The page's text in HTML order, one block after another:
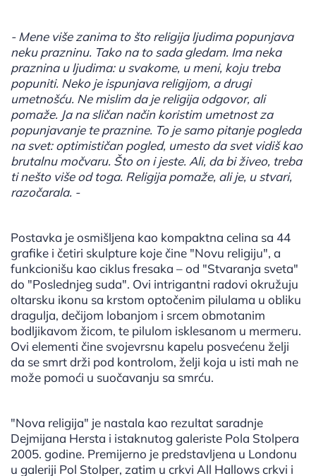
- Mene više zanima to što religija ljudima popunjava
neku prazninu. Tako na to sada gledam. Ima neka
praznina u ljudima: u svakome, u meni, koju treba
popuniti. Neko je ispunjava religijom, a drugi
umetnošću. Ne mislim da je religija odgovor, ali
pomaže. Ja na sličan način koristim umetnost za
popunjavanje te praznine. To je samo pitanje pogleda
na svet: optimističan pogled, umesto da svet vidiš kao
brutalnu močvaru. Što on i jeste. Ali, da bi živeo, treba
ti nešto više od toga. Religija pomaže, ali je, u stvari,
razočarala. -
Postavka je osmišljena kao kompaktna celina sa 44
grafike i četiri skulpture koje čine "Novu religiju", a
funkcionišu kao ciklus fresaka – od "Stvaranja sveta"
do "Poslednjeg suda". Ovi intrigantni radovi okružuju
oltarsku ikonu sa krstom optočenim pilulama u obliku
dragulja, dečijom lobanjom i srcem obmotanim
bodljikavom žicom, te pilulom isklesanom u mermeru.
Ovi elementi čine svojevrsnu kapelu posvećenu želji
da se smrt drži pod kontrolom, želji koja u isti mah ne
može pomoći u suočavanju sa smrću.
"Nova religija" je nastala kao rezultat saradnje
Dejmijana Hersta i istaknutog galeriste Pola Stolpera
2005. godine. Premijerno je predstavljena u Londonu
u galeriji Pol Stolper, zatim u crkvi All Hallows crkvi i